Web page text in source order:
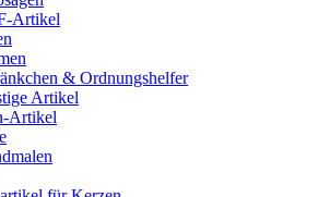
Artikel
& Ordnungshelfer
Artikel
Artikel